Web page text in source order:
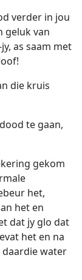
verder in jou
geluk van
as saam met
die kruis
te gaan,
gekom
het,
het en
dat jy glo dat
het en na
water